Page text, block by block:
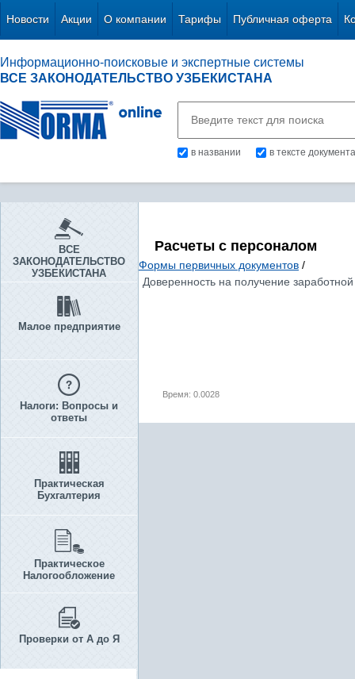
Новости Акции О компании Тарифы Публичная оферта
Информационно-поисковые и экспертные системы
ВСЕ ЗАКОНОДАТЕЛЬСТВО УЗБЕКИСТАНА
в названии в тексте документа
ВСЕ
ЗАКОНОДАТЕЛЬСТВО
УЗБЕКИСТАНА
Малое предприятие
Налоги: Вопросы и
ответы
Практическая
Бухгалтерия
Практическое
Налогообложение
Проверки от А до Я
Расчеты с персоналом
Формы первичных документов /
Доверенность на получение
Время: 0.0028